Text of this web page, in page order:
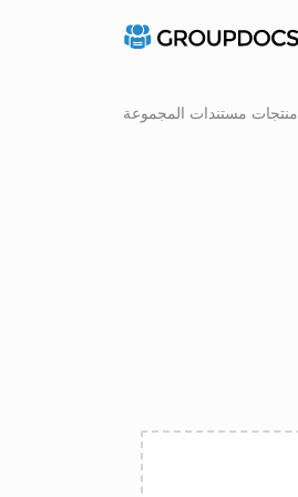
منتجات مستندات المجموعة